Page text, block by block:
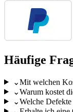
Häufige
⌄Mit welchen
⌄Warum kostet
⌄Welche